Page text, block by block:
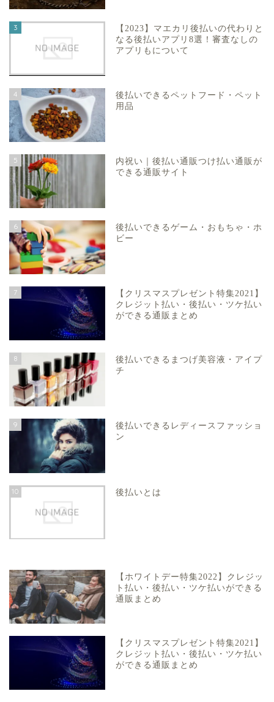
3
【2023】マエカリ後払いの代わりと
なる後払いアプリ8選！審査なしの
アプリもについて
4
後払いできるペットフード・ペット
用品
5
内祝い｜後払い通販つけ払い通販が
できる通販サイト
6
後払いできるゲーム・おもちゃ・ホ
ビー
7
【クリスマスプレゼント特集2021】
クレジット払い・後払い・ツケ払い
ができる通販まとめ
8
後払いできるまつげ美容液・アイプ
チ
9
後払いできるレディースファッショ
ン
10 後払いとは
【ホワイトデー特集2022】クレジッ
ト払い・後払い・ツケ払いができる
通販まとめ
【クリスマスプレゼント特集2021】
クレジット払い・後払い・ツケ払い
ができる通販まとめ